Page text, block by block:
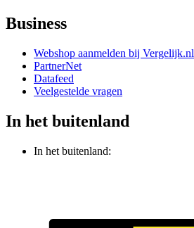
Business
Webshop aanmelden bij Vergelijk.nl
PartnerNet
Datafeed
Veelgestelde vragen
In het buitenland
In het buitenland: